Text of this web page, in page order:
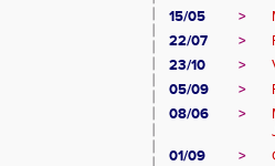
15/05
>
22/07
>
23/10
>
05/09
>
08/06
>
01/09
>